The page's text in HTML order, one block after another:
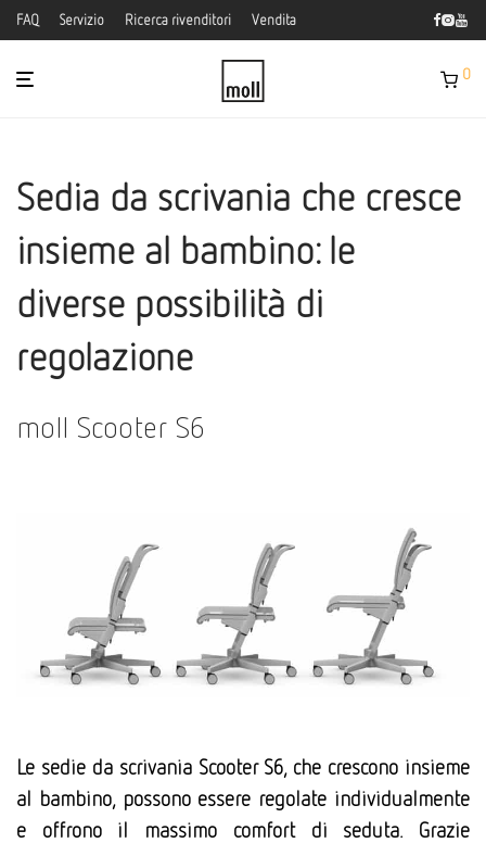
FAQ Servizio Ricerca rivenditori Vendita
0
Sedia da scrivania che cresce
insieme al bambino: le
diverse possibilità di
regolazione
moll Scooter S6
Le sedie da scrivania Scooter S6, che crescono insieme
al bambino, possono essere regolate individualmente
e offrono il massimo comfort di seduta. Grazie